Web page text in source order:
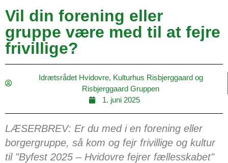
Vil din forening eller
gruppe være med til at fejre
frivillige?
Idrætsrådet Hvidovre, Kulturhus Risbjerggaard og
Risbjerggaard Gruppen
1. juni 2025
LÆSERBREV: Er du med i en forening eller
borgergruppe, så kom og fejr frivillige og kultur
til "Byfest 2025 – Hvidovre fejrer fællesskabet"